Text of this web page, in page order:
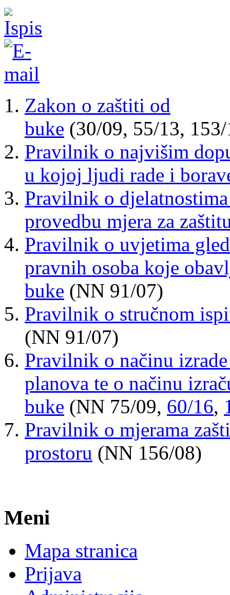
Zakon o zaštiti od
buke (30/09, 55/13,
Pravilnik o najvišim
u kojoj ljudi rade i
Pravilnik o
provedbu mjera za
Pravilnik o uvjetima
pravnih osoba koje
buke (NN 91/07)
Pravilnik o stručnom
(NN 91/07)
Pravilnik o načinu
planova te o načinu
buke (NN 75/09, 60/16,
Pravilnik o mjerama
prostoru (NN 156/08)
Meni
Mapa stranica
Prijava